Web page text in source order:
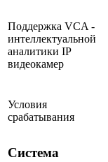
Поддержка VCA -
интеллектуальной
аналитики IP
видеокамер
Условия
срабатывания
Система